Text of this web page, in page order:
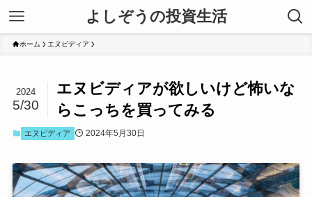
よしぞうの投資生活
ホーム エヌビディア
エヌビディアが欲しいけど怖いな
らこっちを買ってみる
2024
5/30
エヌビディア 2024年5月30日